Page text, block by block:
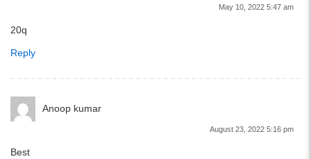
May 10, 2022 5:47 am
20q
Reply
Anoop kumar
August 23, 2022 5:16 pm
Best